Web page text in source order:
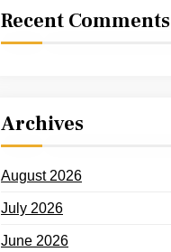
Recent Comments
Archives
August 2026
July 2026
June 2026